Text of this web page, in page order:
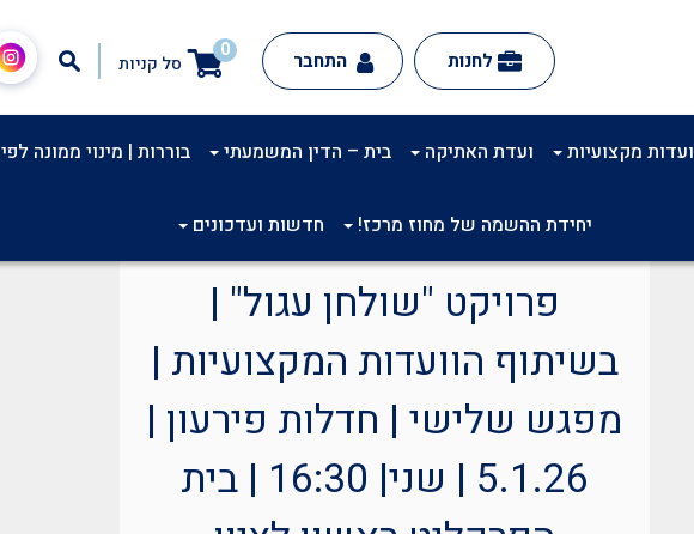
0
סל קניות לחנות התחבר
ועדות מקצועיות ועדת האתיקה בית – הדין המשמעתי בוררות | מינוי ממונה לפי 89 א’
יחידת ההשמה של מחוז מרכז! חדשות ועדכונים
פרויקט "שולחן עגול" |
בשיתוף הוועדות המקצועיות |
מפגש שלישי | חדלות פירעון |
5.1.26 | שני| 16:30 | בית